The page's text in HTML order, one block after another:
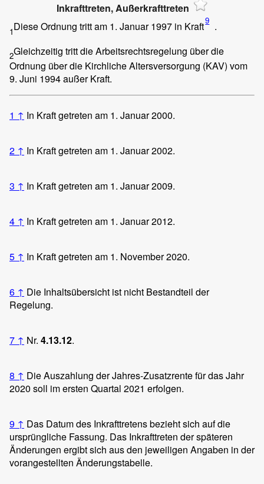
Inkrafttreten, Außerkrafttreten
1Diese Ordnung tritt am 1. Januar 1997 in Kraft9 .
2Gleichzeitig tritt die Arbeitsrechtsregelung über die
Ordnung über die Kirchliche Altersversorgung (KAV) vom
9. Juni 1994 außer Kraft.
1 ↑ In Kraft getreten am 1. Januar 2000.
2 ↑ In Kraft getreten am 1. Januar 2002.
3 ↑ In Kraft getreten am 1. Januar 2009.
4 ↑ In Kraft getreten am 1. Januar 2012.
5 ↑ In Kraft getreten am 1. November 2020.
6 ↑ Die Inhaltsübersicht ist nicht Bestandteil der
Regelung.
7 ↑ Nr. 4.13.12.
8 ↑ Die Auszahlung der Jahres-Zusatzrente für das Jahr
2020 soll im ersten Quartal 2021 erfolgen.
9 ↑ Das Datum des Inkrafttretens bezieht sich auf die
ursprüngliche Fassung. Das Inkrafttreten der späteren
Änderungen ergibt sich aus den jeweiligen Angaben in der
vorangestellten Änderungstabelle.